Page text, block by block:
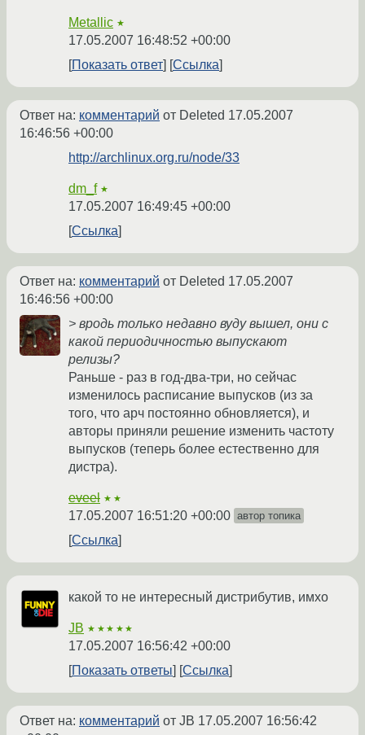
Metallic ★
17.05.2007 16:48:52 +00:00
Показать ответ
Ссылка
Ответ на: комментарий от Deleted 17.05.2007
16:46:56 +00:00
http://archlinux.org.ru/node/33
dm_f ★
17.05.2007 16:49:45 +00:00
Ссылка
Ответ на: комментарий от Deleted 17.05.2007
16:46:56 +00:00
> вродь только недавно вуду вышел, они с
какой периодичностью выпускают
релизы?
Раньше - раз в год-два-три, но сейчас
изменилось расписание выпусков (из за
того, что арч постоянно обновляется), и
авторы приняли решение изменить частоту
выпусков (теперь более естественно для
дистра).
eveel ★★
17.05.2007 16:51:20 +00:00 автор топика
Ссылка
какой то не интересный дистрибутив, имхо
JB ★★★★★
17.05.2007 16:56:42 +00:00
Показать ответы
Ссылка
Ответ на: комментарий от JB 17.05.2007 16:56:42